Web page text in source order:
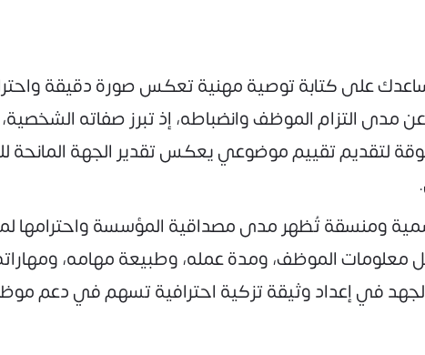
على كتابة توصية مهنية تعكس صورة دقيقة
مدى التزام الموظف وانضباطه، إذ تبرز صفاته
لتقديم تقييم موضوعي يعكس تقدير الجهة المانحة
ومنسقة تُظهر مدى مصداقية المؤسسة واحترامها
الموظف، ومدة عمله، وطبيعة مهامه،
في إعداد وثيقة تزكية احترافية تسهم في دعم